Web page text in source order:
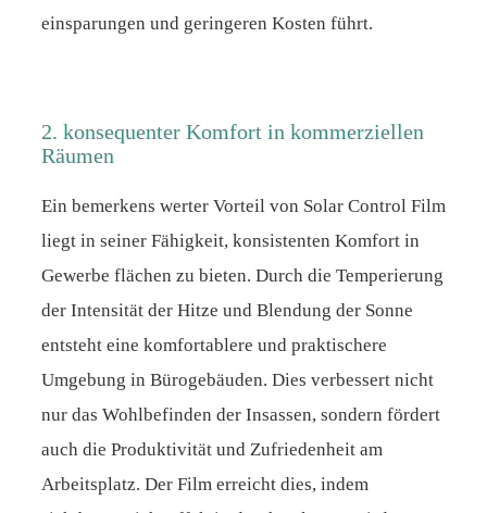
einsparungen und geringeren Kosten führt.
2. konsequenter Komfort in kommerziellen
Räumen
Ein bemerkens werter Vorteil von Solar Control Film
liegt in seiner Fähigkeit, konsistenten Komfort in
Gewerbe flächen zu bieten. Durch die Temperierung
der Intensität der Hitze und Blendung der Sonne
entsteht eine komfortablere und praktischere
Umgebung in Bürogebäuden. Dies verbessert nicht
nur das Wohlbefinden der Insassen, sondern fördert
auch die Produktivität und Zufriedenheit am
Arbeitsplatz. Der Film erreicht dies, indem